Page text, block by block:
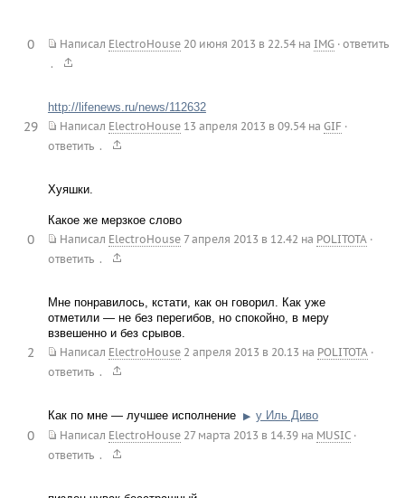
Написал ElectroHouse 20 июня 2013 в 22.54на IMG · ответить
.
0
http://lifenews.ru/news/112632
Написал ElectroHouse 13 апреля 2013 в 09.54на GIF ·
ответить .
29
Хуяшки.
Какое же мерзкое слово
Написал ElectroHouse 7 апреля 2013 в 12.42 на POLITOTA ·
ответить .
0
Мне понравилось, кстати, как он говорил. Как уже
отметили — не без перегибов, но спокойно, в меру
взвешенно и без срывов.
Написал ElectroHouse 2 апреля 2013 в 20.13 на POLITOTA ·
ответить .
2
Как по мне — лучшее исполнение ▶ у Иль Диво
Написал ElectroHouse 27 марта 2013 в 14.39на MUSIC ·
ответить .
0